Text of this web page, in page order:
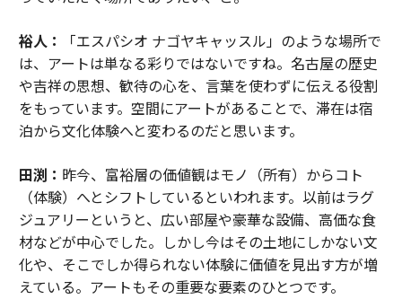
裕人：
「エスパシオ ナゴヤキャッスル」のような場所で
は、アートは単なる彩りではないですね。名古屋の歴史
や吉祥の思想、歓待の心を、言葉を使わずに伝える役割
をもっています。空間にアートがあることで、滞在は宿
泊から文化体験へと変わるのだと思います。
田渕： 昨今、富裕層の価値観はモノ（所有）からコト
（体験）へとシフトしているといわれます。以前はラグ
ジュアリーというと、広い部屋や豪華な設備、高価な食
材などが中心でした。しかし今はその土地にしかない文
化や、そこでしか得られない体験に価値を見出す方が増
えている。アートもその重要な要素のひとつです。